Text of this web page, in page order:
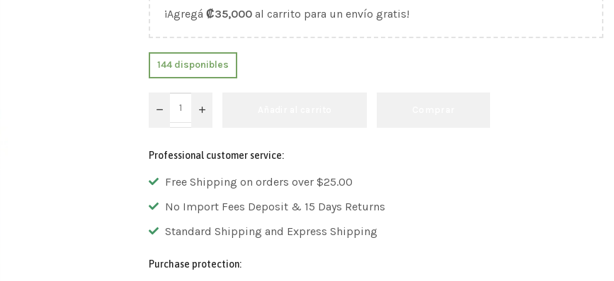
¡Agregá ₡35,000 al carrito para un envío gratis!
144 disponibles
Professional customer service:
Free Shipping on orders over $25.00
No Import Fees Deposit & 15 Days Returns
Standard Shipping and Express Shipping
Purchase protection: